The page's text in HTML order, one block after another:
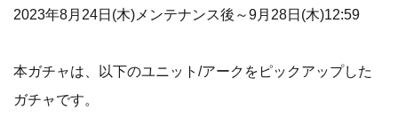
2023年8月24日(木)メンテナンス後～9月28日(木)12:59
本ガチャは、以下のユニット/アークをピックアップした
ガチャです。